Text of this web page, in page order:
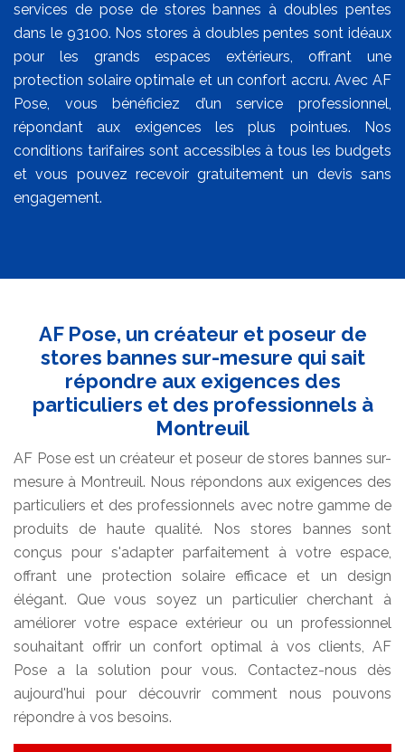
services de pose de stores bannes à doubles pentes
dans le 93100. Nos stores à doubles pentes sont idéaux
pour les grands espaces extérieurs, offrant une
protection solaire optimale et un confort accru. Avec AF
Pose, vous bénéficiez d’un service professionnel,
répondant aux exigences les plus pointues. Nos
conditions tarifaires sont accessibles à tous les budgets
et vous pouvez recevoir gratuitement un devis sans
engagement.
AF Pose, un créateur et poseur de
stores bannes sur-mesure qui sait
répondre aux exigences des
particuliers et des professionnels à
Montreuil
AF Pose est un créateur et poseur de stores bannes sur-
mesure à Montreuil. Nous répondons aux exigences des
particuliers et des professionnels avec notre gamme de
produits de haute qualité. Nos stores bannes sont
conçus pour s'adapter parfaitement à votre espace,
offrant une protection solaire efficace et un design
élégant. Que vous soyez un particulier cherchant à
améliorer votre espace extérieur ou un professionnel
souhaitant offrir un confort optimal à vos clients, AF
Pose a la solution pour vous. Contactez-nous dès
aujourd'hui pour découvrir comment nous pouvons
répondre à vos besoins.